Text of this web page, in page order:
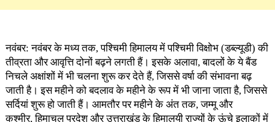
नवंबर: नवंबर के मध्य तक, पश्चिमी हिमालय में पश्चिमी विक्षोभ (डब्ल्यूडी) की
तीव्रता और आवृत्ति दोनों बढ़ने लगती हैं। इसके अलावा, बादलों के ये बैंड
निचले अक्षांशों में भी चलना शुरू कर देते हैं, जिससे वर्षा की संभावना बढ़
जाती है। इस महीने को बदलाव के महीने के रूप में भी जाना जाता है, जिससे
सर्दियां शुरू हो जाती हैं। आमतौर पर महीने के अंत तक, जम्मू और
कश्मीर, हिमाचल प्रदेश और उत्तराखंड के हिमालयी राज्यों के ऊंचे इलाकों में